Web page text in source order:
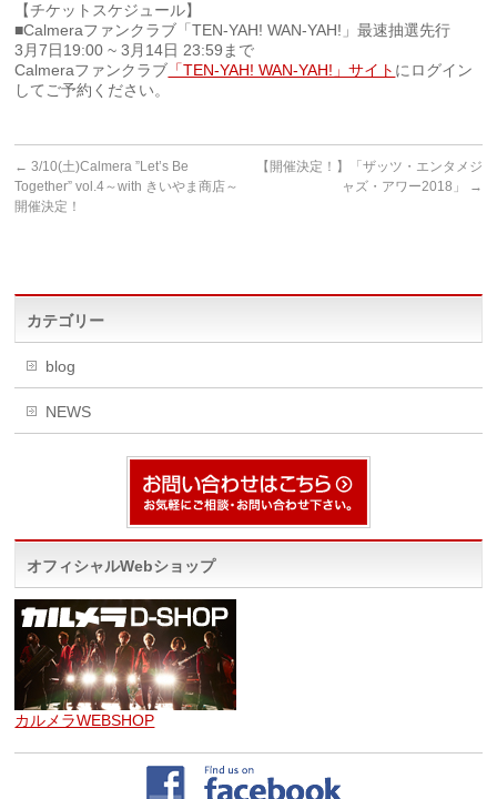
【チケットスケジュール】
■Calmeraファンクラブ「TEN-YAH! WAN-YAH!」最速抽選先行
3月7日19:00 ~ 3月14日 23:59まで
Calmeraファンクラブ 「TEN-YAH! WAN-YAH!」サイト にログイン
してご予約ください。
← 3/10(土)Calmera ”Let’s Be
Together” vol.4～with きいやま商店～
開催決定！
【開催決定！】「ザッツ・エンタメジ
ャズ・アワー2018」
→
カテゴリー
blog
NEWS
オフィシャルWebショップ
カルメラWEBSHOP